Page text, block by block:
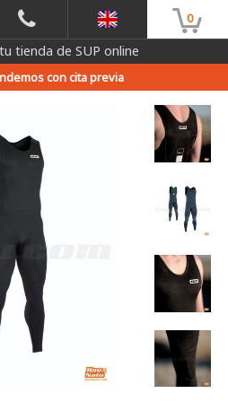
0
tienda de SUP online
con cita previa